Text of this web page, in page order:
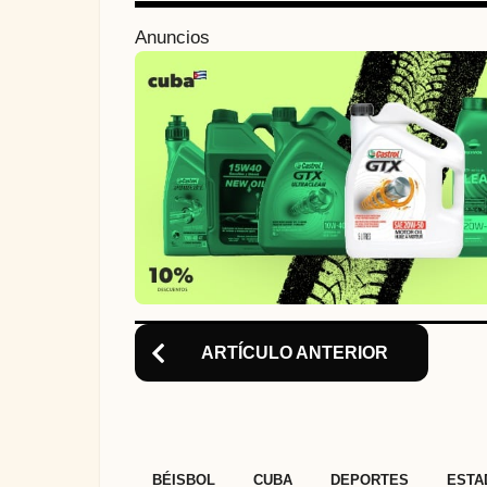
Anuncios
n
a
ARTÍCULO ANTERIOR
BÉISBOL CUBA DEPORTES